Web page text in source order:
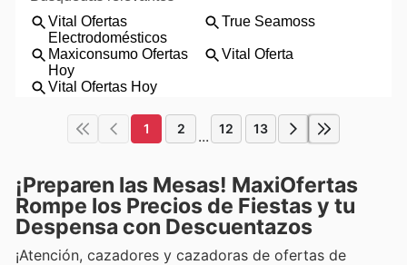
1 2 ... 12 13
¡Preparen las Mesas! MaxiOfertas
Rompe los Precios de Fiestas y tu
Despensa con Descuentazos
¡Atención, cazadores y cazadoras de ofertas de